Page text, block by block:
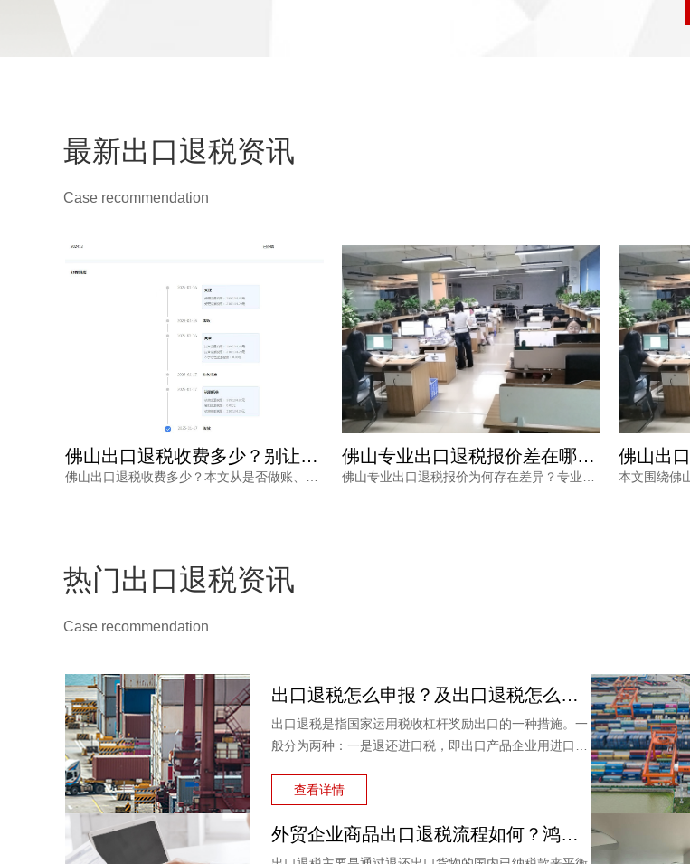
最新出口退税资讯
Case recommendation
佛山出口退税收费多少？别让低价蒙住眼，这笔账这样算 佛山专业出口退税报价差在哪？财税公司认准三项硬指标
热门出口退税资讯
Case recommendation
出口退税怎么申报？及出口退税怎么进行填写增值税申报表?
出口退税是指国家运用税收杠杆奖励出口的一种措施。一
般分为两种：一是退还进口税，即出口产品企业用进口原
税。查看详情
外贸企业商品出口退税流程如何？鸿裕以鞋业公司申请出口退税为例